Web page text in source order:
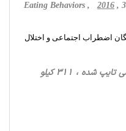
Eating Behaviors , 2016 ,
اضطراب اجتماعی و اختلال
، روانشناسی ‌بالینی، 11 صفحه فارسی تایپ شده ، 311 کیلو